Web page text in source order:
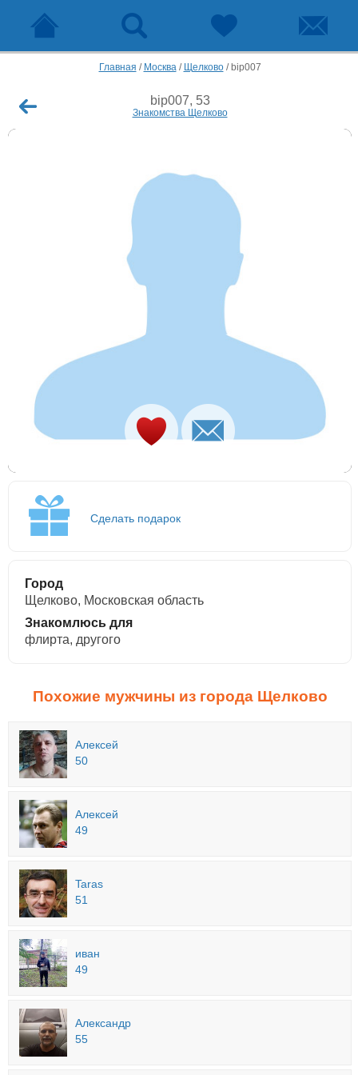
Главная / Москва/ Щелково/ bip007
bip007, 53
Знакомства Щелково
Сделать подарок
Город
Щелково, Московская область
Знакомлюсь для
флирта, другого
Похожие мужчины из города Щелково
Алексей
50
Алексей
49
Taras
51
иван
49
Александр
55